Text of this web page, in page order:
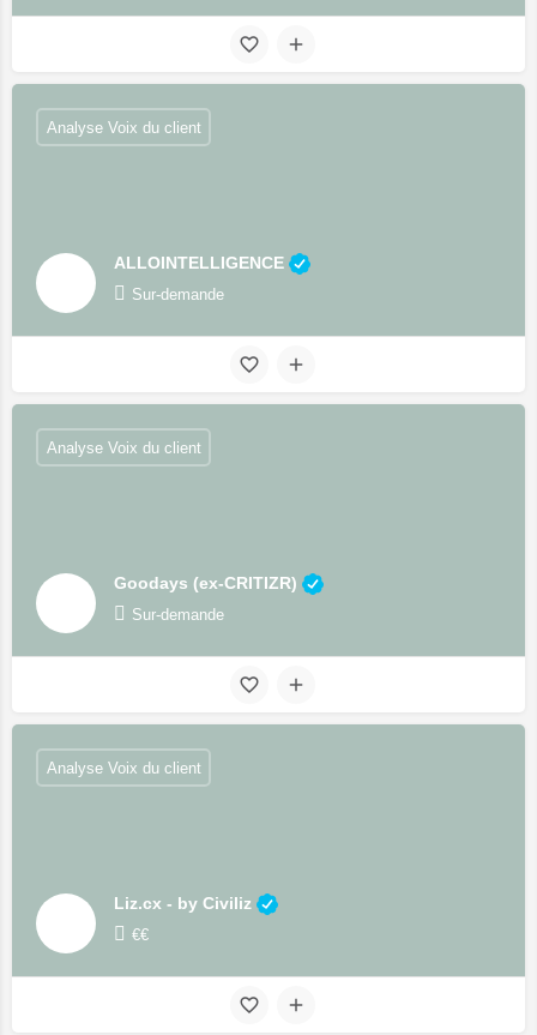
ALLOINTELLIGENCE
Sur-demande
Analyse Voix du client
Goodays (ex-CRITIZR)
Sur-demande
Analyse Voix du client
Liz.cx - by Civiliz
€€
Analyse Voix du client